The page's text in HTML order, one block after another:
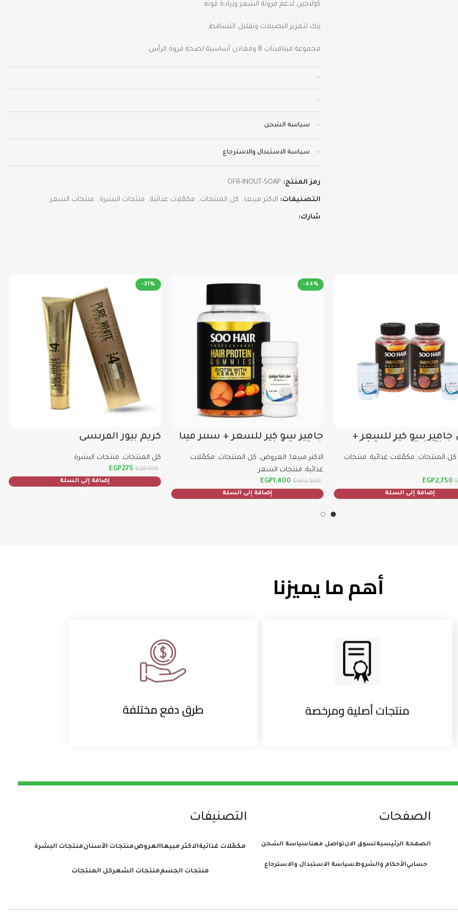
كولاجين لدعم مرونة الشعر وزيادة قوته.
زنك لتعزيز البصيلات وتقليل التساقط.
مجموعة فيتامينات B ومعادن أساسية لصحة فروة الرأس.
مناسب للنساء والرجال كدعم غذائي لصحة الشعر.
🔹 المكونات
يُفضل الاستخدام المنتظم لمدة 2-3 شهور للحصول على أفضل النتائج.
مناسب للرجال والنساء ابتداءً من عمر 12 سنة.
سنتر فيتا بيوتين 10000
البيوتين بتركيز 10000 ميكروجرام: لتحفيز نمو الشعر وزيادة طوله وكثافته.
فيتامينات B المركبة: لدعم صحة الأعصاب وتحفيز الدورة الدموية في فروة الرأس.
الحديد: لتقليل تساقط الشعر الناتج عن الأنيميا ونقص التغذية.
الأحماض الأمينية: لبناء الشعر من الجذور وتقويته حتى الأطراف.
مناسب للرجال والنساء ابتداءً من عمر 12 سنة.
سياسة الشحن
سياسة الاستبدال والاسترجاع
رمز المنتج: OFR-INOUT-SOAP
التصنيفات: الاكثر مبيعا , كل المنتجات , مكمّلات غذائية , منتجات البشرة , منتجات الشعر
شارك:
جاميز سو كير للشعر +
كل المنتجات, مكمّلات غذائية, منتجات
EGP2,750
إضافة إلى السلة
-44%
جاميز سو كير للشعر + سنتر فيتا
الاكثر مبيعا, العروض, كل المنتجات, مكمّلات
غذائية, منتجات الشعر
EGP2,500
EGP1,400
إضافة إلى السلة
-31%
كريم بيور الفرنسي
كل المنتجات, منتجات البشرة
EGP400
EGP275
إضافة إلى السلة
أهم ما يميزنا
منتجات أصلية ومرخصة طرق دفع مختلفة
الصفحات
الصفحة الرئيسيةتسوق الانتواصل معناسياسة الشحن
حسابيالأحكام والشروطسياسة الاستبدال والاسترجاع
التصنيفات
مكمّلات غذائيةالاكثر مبيعاالعروضمنتجات الأسنانمنتجات البشرة
منتجات الجسممنتجات الشعركل المنتجات